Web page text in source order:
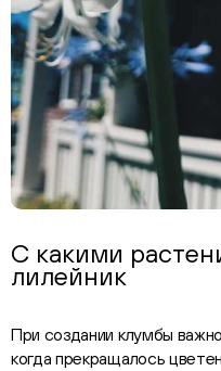
С какими
лилейник
При создании клумбы
когда прекращалось